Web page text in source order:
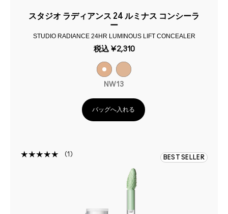
スタジオ ラディアンス 24 ルミナス コンシーラ
ー
STUDIO RADIANCE 24HR LUMINOUS LIFT CONCEALER
税込 ¥2,310
NW13
バッグへ入れる
1 BEST SELLER